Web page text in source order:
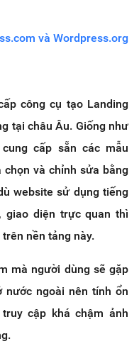
và Wordpress.org
công cụ tạo Landing
tại châu Âu. Giống như
cấp sẵn các mẫu
và chỉnh sửa bằng
website sử dụng tiếng
giao diện trực quan thì
nền tảng này.
mà người dùng sẽ gặp
nước ngoài nên tính ổn
cập khá chậm ảnh